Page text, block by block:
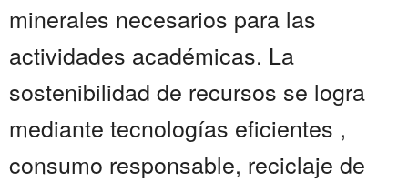
minerales necesarios para las
actividades académicas. La
sostenibilidad de recursos se logra
mediante tecnologías eficientes ,
consumo responsable, reciclaje de